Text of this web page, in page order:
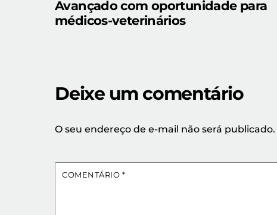
Avançado com oportunidade para
médicos-veterinários
Deixe um comentário
O seu endereço de e-mail não será publicado.
COMENTÁRIO *